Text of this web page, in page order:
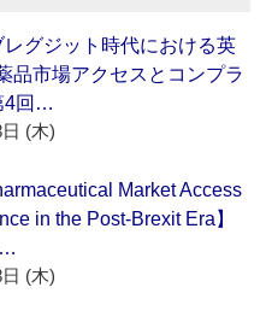
レグジット時代における英
品市場アクセスとコンプラ
4回…
(木)
Market Access
in the Post-Brexit Era】
(木)